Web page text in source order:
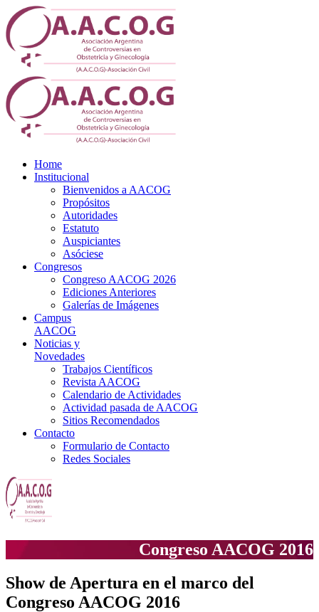
Home
Institucional
Bienvenidos a AACOG
Propósitos
Autoridades
Estatuto
Auspiciantes
Asóciese
Congresos
Congreso AACOG 2026
Ediciones Anteriores
Galerías de Imágenes
Campus
AACOG
Noticias y
Novedades
Trabajos Científicos
Revista AACOG
Calendario de Actividades
Actividad pasada de AACOG
Sitios Recomendados
Contacto
Formulario de Contacto
Redes Sociales
Congreso AACOG 2016
Show de Apertura en el marco del
Congreso AACOG 2016